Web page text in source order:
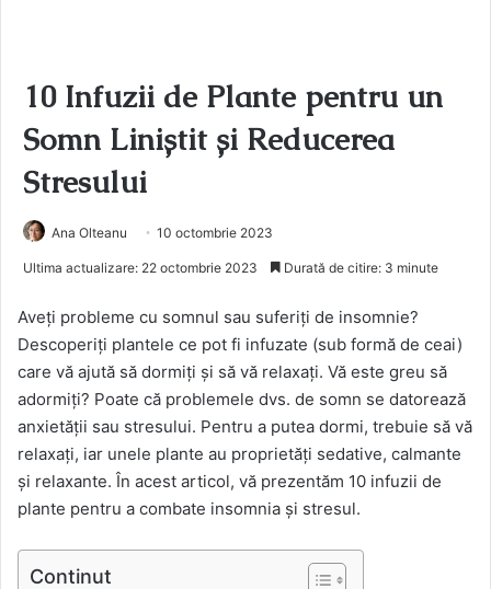
10 Infuzii de Plante pentru un
Somn Liniștit și Reducerea
Stresului
Ana Olteanu 10 octombrie 2023
Ultima actualizare: 22 octombrie 2023 Durată de citire: 3 minute
Aveți probleme cu somnul sau suferiți de insomnie?
Descoperiți plantele ce pot fi infuzate (sub formă de ceai)
care vă ajută să dormiți și să vă relaxați. Vă este greu să
adormiți? Poate că problemele dvs. de somn se datorează
anxietății sau stresului. Pentru a putea dormi, trebuie să vă
relaxați, iar unele plante au proprietăți sedative, calmante
și relaxante. În acest articol, vă prezentăm 10 infuzii de
plante pentru a combate insomnia și stresul.
Continut